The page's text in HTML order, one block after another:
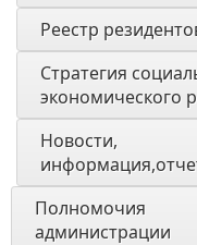
Реестр
Стратегия
экономического
Новости,
Полномочия
администрации